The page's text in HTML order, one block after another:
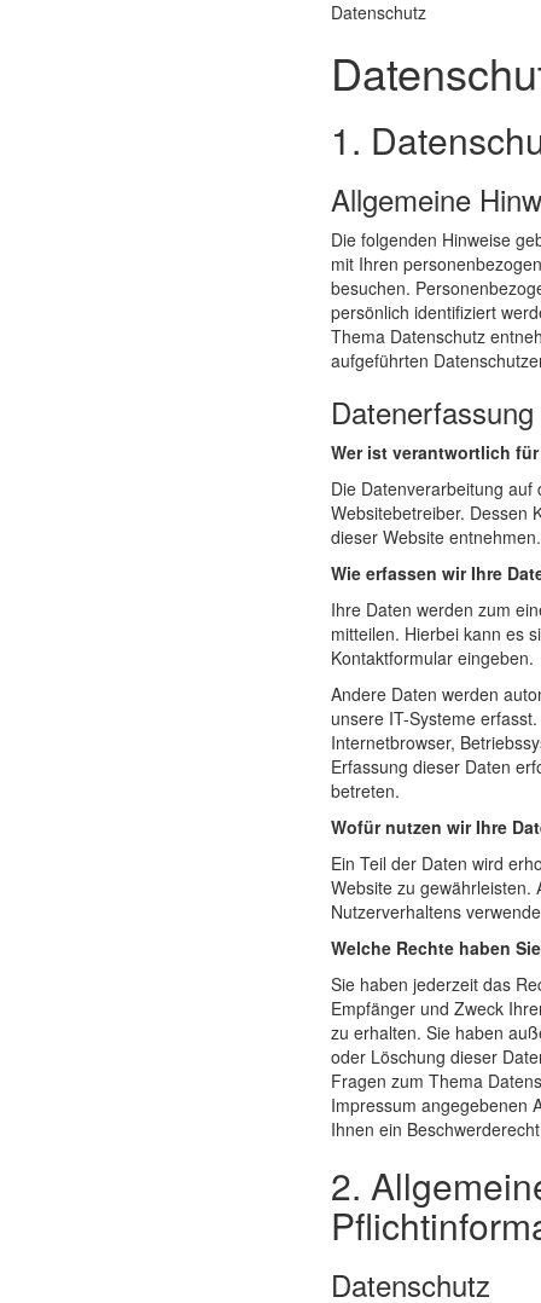
Datenschutz
1.
Allgemeine
Die folgenden Hinweise
mit Ihren
besuchen.
persönlich identifiziert
Thema Datenschutz
aufgeführten
Wer ist verantwortlich
Die Datenverarbeitung
Websitebetreiber. Dessen
dieser Website entnehmen.
Wie erfassen wir Ihre
Ihre Daten werden zum
mitteilen. Hierbei kann es
Kontaktformular eingeben.
Andere Daten werden
unsere IT-Systeme
Internetbrowser,
Erfassung dieser Daten
betreten.
Wofür nutzen wir Ihre
Ein Teil der Daten wird
Website zu gewährleisten.
Nutzerverhaltens
Welche Rechte haben
Sie haben jederzeit das
Empfänger und Zweck
zu erhalten. Sie haben
oder Löschung dieser
Fragen zum Thema
Impressum angegebenen
Ihnen ein
2.
Datenschutz